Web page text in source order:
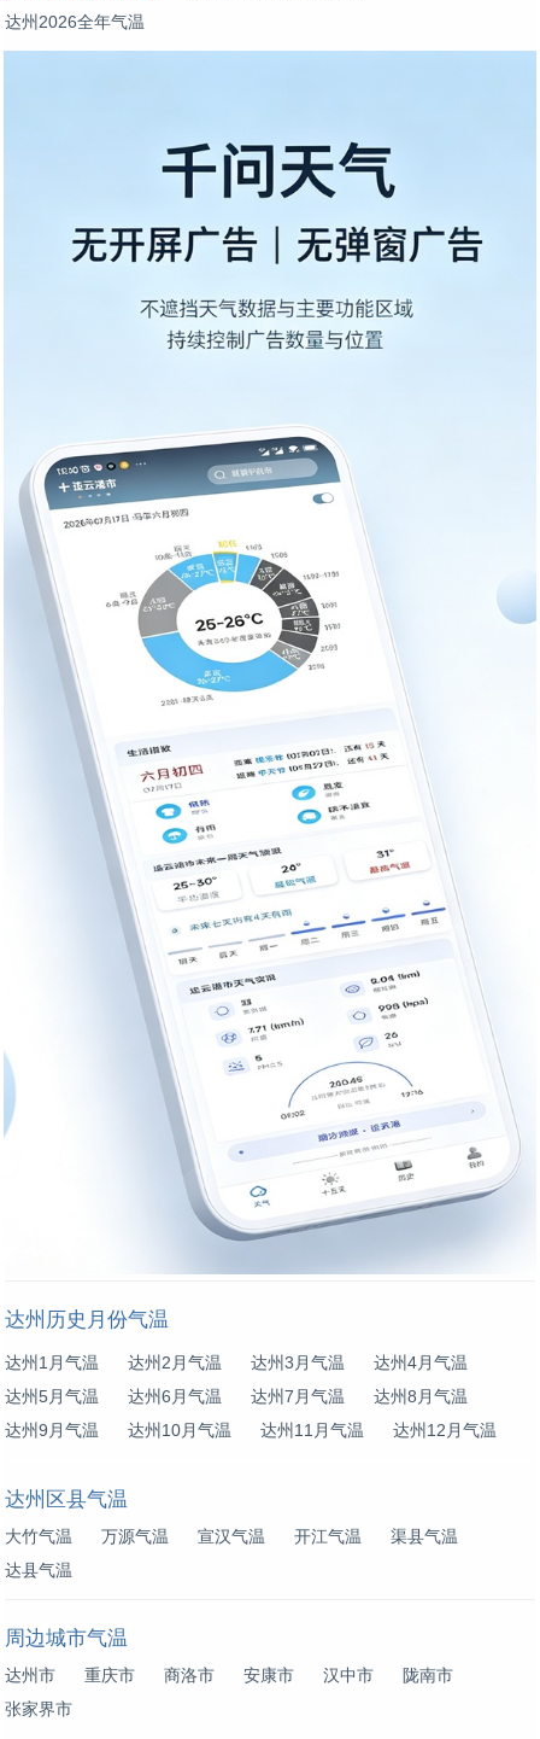
达州2026全年气温
达州历史月份气温
达州1月气温 达州2月气温 达州3月气温
达州4月气温
达州5月气温
达州6月气温 达州7月气温
达州8月气温
达州9月气温
达州10月气温 达州11月气温 达州12月气温
达州区县气温
大竹气温 万源气温 宣汉气温 开江气温
渠县气温
达县气温
周边城市气温
达州市 重庆市 商洛市 安康市 汉中市
陇南市
张家界市